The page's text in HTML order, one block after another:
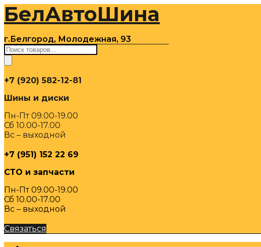
Перейти
содержимому
БелАвтоШина
г.Белгород, Молодежная, 93
Поиск
товаров
+7 (920) 582-12-81
Шины и диски
Пн-Пт 09.00-19.00
Сб 10.00-17.00
Вс – выходной
+7 (951) 152 22 69
СТО и запчасти
Пн-Пт 09.00-19.00
Сб 10.00-17.00
Вс – выходной
Связаться